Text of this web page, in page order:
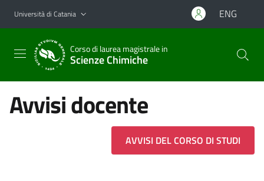
Vai al contenuto principale
Vai al menu di navigazione
Università di Catania ENG
Corso di laurea magistrale in
Scienze Chimiche
Avvisi docente
AVVISI DEL CORSO DI STUDI